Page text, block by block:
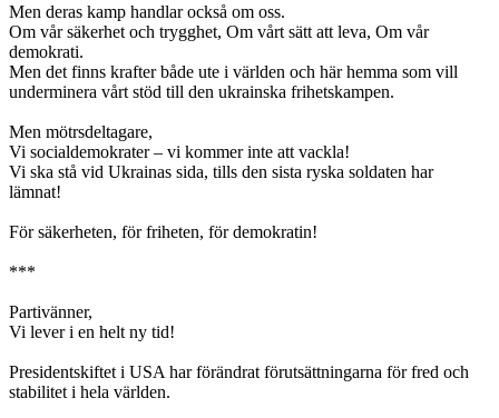
Men deras kamp handlar också om oss.
Om vår säkerhet och trygghet, Om vårt sätt att leva, Om vår
demokrati.
Men det finns krafter både ute i världen och här hemma som vill
underminera vårt stöd till den ukrainska frihetskampen.
Men mötrsdeltagare,
Vi socialdemokrater – vi kommer inte att vackla!
Vi ska stå vid Ukrainas sida, tills den sista ryska soldaten har
lämnat!
För säkerheten, för friheten, för demokratin!
***
Partivänner,
Vi lever i en helt ny tid!
Presidentskiftet i USA har förändrat förutsättningarna för fred och
stabilitet i hela världen.